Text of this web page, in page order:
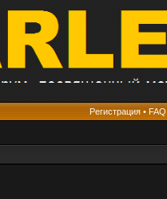
Регистрация• FAQ